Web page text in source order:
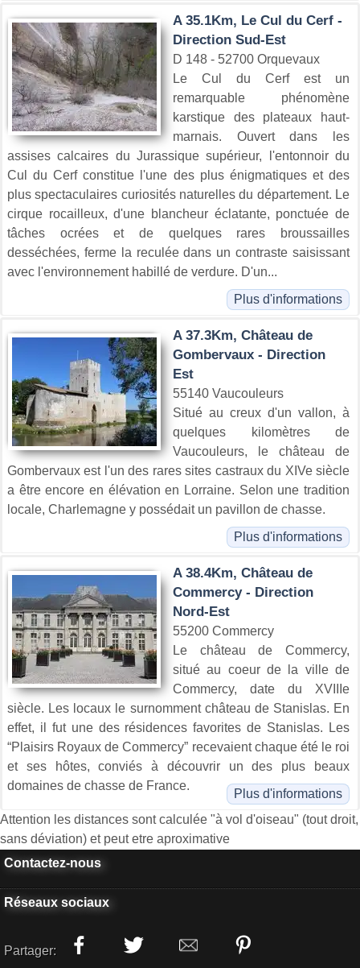
A 35.1Km, Le Cul du Cerf -
Direction Sud-Est
D 148 - 52700 Orquevaux
Le Cul du Cerf est un
remarquable phénomène
karstique des plateaux haut-
marnais. Ouvert dans les
assises calcaires du Jurassique supérieur, l'entonnoir du
Cul du Cerf constitue l'une des plus énigmatiques et des
plus spectaculaires curiosités naturelles du département. Le
cirque rocailleux, d'une blancheur éclatante, ponctuée de
tâches ocrées et de quelques rares broussailles
desséchées, ferme la reculée dans un contraste saisissant
avec l'environnement habillé de verdure. D'un...
Plus d'informations
A 37.3Km, Château de
Gombervaux - Direction
Est
55140 Vaucouleurs
Situé au creux d'un vallon, à
quelques kilomètres de
Vaucouleurs, le château de
Gombervaux est l'un des rares sites castraux du XIVe siècle
a être encore en élévation en Lorraine. Selon une tradition
locale, Charlemagne y possédait un pavillon de chasse.
Plus d'informations
A 38.4Km, Château de
Commercy - Direction
Nord-Est
55200 Commercy
Le château de Commercy,
situé au coeur de la ville de
Commercy, date du XVIIIe
siècle. Les locaux le surnomment château de Stanislas. En
effet, il fut une des résidences favorites de Stanislas. Les
“Plaisirs Royaux de Commercy” recevaient chaque été le roi
et ses hôtes, conviés à découvrir un des plus beaux
domaines de chasse de France.
Plus d'informations
Attention les distances sont calculée "à vol d'oiseau" (tout droit,
sans déviation) et peut etre aproximative
Contactez-nous
Réseaux sociaux
Partager: